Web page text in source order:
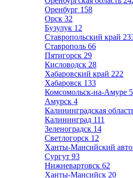
Оренбург 158
Орск 32
Бузулук 12
Ставропольский край
Ставрополь 66
Пятигорск 29
Кисловодск 28
Хабаровский край 222
Хабаровск 133
Комсомольск-на-Амуре
Амурск 4
Калининградская
Калининград 111
Зеленоградск 14
Светлогорск 12
Ханты-Мансийский
Сургут 93
Нижневартовск 62
Ханты-Мансийск 20